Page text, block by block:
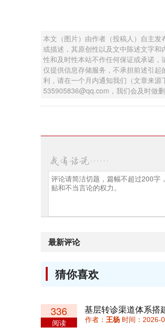
本文（图片）由作者（投稿人）自主
或描述，其原创性以及文中陈述文字
性和及时性本站不作任何保证或承诺
仅提供信息存储服务，不承担前述引
利，请在一个月内通知我们（文章来源
535905836@qq.com，我们会及时做
最新评论
猜你喜欢
336
阅读
基层转诊渠道体系
作者： 王杨 时间：2026-